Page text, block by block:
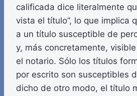
calificada dice literalmente
vista el título”, lo que implica
a un título susceptible de
y, más concretamente,
el notario. Sólo los títulos
por escrito son susceptibles
dicho de otro modo, el título